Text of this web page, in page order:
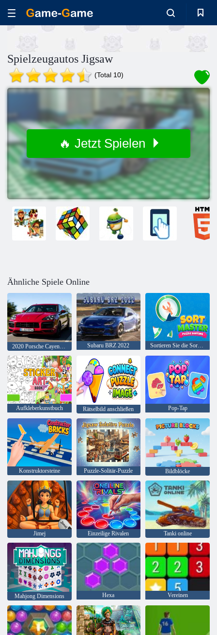
Spielzeugautos Jigsaw
(Total 10)
🔥 Jetzt Spielen
Ähnliche Spiele Online
2020 Porsche Cayenne GTS Subaru BRZ 2022 Sortieren Sie die Sortierung des Master-Puzzles
Aufkleberkunstbuch Rätselbild anschließen Pop-Tap
Konstruktorsteine Puzzle-Solitär-Puzzle Bildblöcke
Jimej Einzeilige Rivalen Tanki online
Mahjong Dimensions Hexa Vereinen